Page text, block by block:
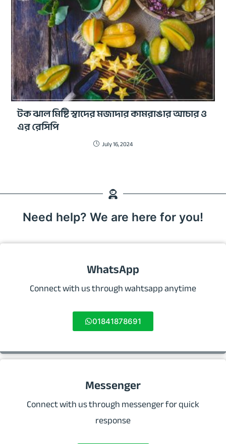
টক ঝাল মিষ্টি স্বাদের মজাদার কামরাঙার আচার ও
এর রেসিপি
July 16, 2024
Need help? We are here for you!
WhatsApp
Connect with us through wahtsapp anytime
01841878691
Messenger
Connect with us through messenger for quick
response